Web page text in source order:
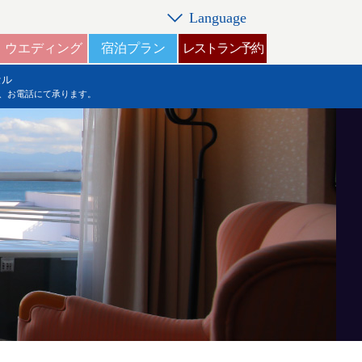
ウエディング 宿泊プラン レストラン予約
Language
電話にて承ります。